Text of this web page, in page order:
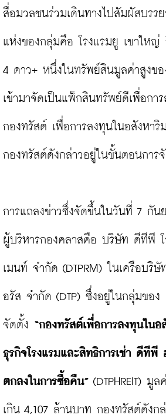
สื่อมวลชนร่วมเดินทางไปสัมผัสบรรย
แห่งของกลุ่มคือ โรงแรมยู เขาใหญ่
4 ดาว+ หนึ่งในทรัพย์สินมูลค่าสูงข
เข้ามาจัดเป็นแพ็กสินทรัพย์ดีเพื่อกา
กองทรัสต์ เพื่อการลงทุนในอสังหาริ
กองทรัสต์ดังกล่าวอยู่ในขั้นตอนการ
การแถลงข่าวซึ่งจัดขึ้นในวันที่ 7 กัน
ผู้บริหารกองคลาสคือ บริษัท ดีทีพี
เมนท์ จำกัด (DTPRM) ในเครือบริ
อรัส จำกัด (DTP) ซึ่งอยู่ในกลุ่มของ
จัดตั้ง “กองทรัสต์เพื่อการลงทุนใน
ธุรกิจโรงแรมและสิทธิการเช่า ดีที
ตกลงในการซื้อคืน” (DTPHREIT) มู
เกิน 4,107 ล้านบาท กองทรัสต์ดังกล่